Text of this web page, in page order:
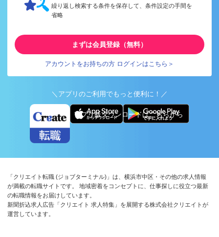
繰り返し検索する条件を保存して、条件設定の手間を
省略
まずは会員登録（無料）
アカウントをお持ちの方 ログインはこちら＞
＼アプリのご利用でもっと便利に！／
アプリ版ダウンロードはこちらから
「クリエイト転職 (ジョブターミナル)」は、横浜市中区・その他の求人情報
が満載の転職サイトです。 地域密着をコンセプトに、仕事探しに役立つ最新
の転職情報をお届けしています。
新聞折込求人広告「クリエイト 求人特集」を展開する株式会社クリエイトが
運営しています。